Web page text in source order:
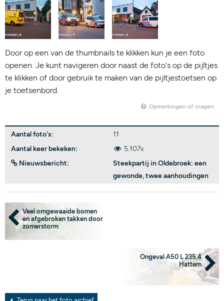
Door op een van de thumbnails te klikken kun je een foto
openen. Je kunt navigeren door naast de foto's op de pijltjes
te klikken of door gebruik te maken van de pijltjestoetsen op
je toetsenbord.
Opmerkingen of vragen
Aantal foto's:
11
Aantal keer bekeken:
5.107x
Nieuwsbericht:
Steekpartij in Oldebroek: een
gewonde, twee aanhoudingen
Veel omgewaaide bomen
en afgebroken takken door
zomerstorm
Ongeval A50 L 235,4
Hattem